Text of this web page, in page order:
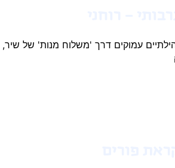
עמוקים דרך 'משלוח מנות' של שיר,